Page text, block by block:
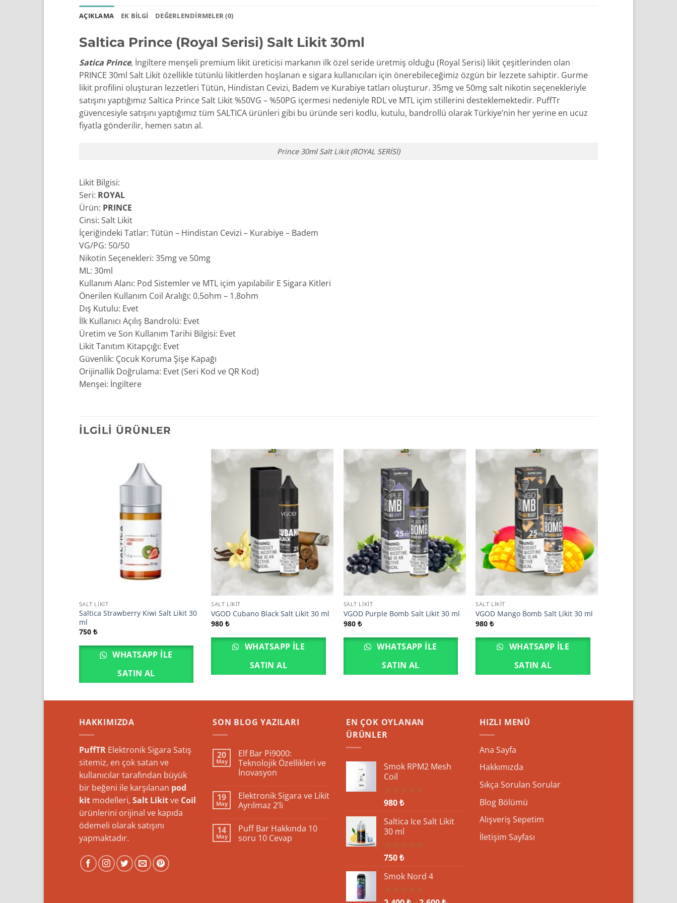
AÇIKLAMA EK BILGI DEĞERLENDIRMELER (0)
Saltica Prince (Royal Serisi) Salt Likit 30ml
Satica Prince, İngiltere menşeli premium likit üreticisi markanın ilk özel seride üretmiş olduğu (Royal Serisi) likit çeşitlerinden olan
PRINCE 30ml Salt Likit özellikle tütünlü likitlerden hoşlanan e sigara kullanıcıları için önerebileceğimiz özgün bir lezzete sahiptir. Gurme
likit profilini oluşturan lezzetleri Tütün, Hindistan Cevizi, Badem ve Kurabiye tatları oluşturur. 35mg ve 50mg salt nikotin seçenekleriyle
satışını yaptığımız Saltica Prince Salt Likit %50VG – %50PG içermesi nedeniyle RDL ve MTL içim stillerini desteklemektedir. PuffTr
güvencesiyle satışını yaptığımız tüm SALTICA ürünleri gibi bu üründe seri kodlu, kutulu, bandrollü olarak Türkiye’nin her yerine en ucuz
fiyatla gönderilir, hemen satın al.
Prince 30ml Salt Likit (ROYAL SERİSİ)
Likit Bilgisi:
Seri: ROYAL
Ürün: PRINCE
Cinsi: Salt Likit
İçeriğindeki Tatlar: Tütün – Hindistan Cevizi – Kurabiye – Badem
VG/PG: 50/50
Nikotin Seçenekleri: 35mg ve 50mg
ML: 30ml
Kullanım Alanı: Pod Sistemler ve MTL içim yapılabilir E Sigara Kitleri
Önerilen Kullanım Coil Aralığı: 0.5ohm – 1.8ohm
Dış Kutulu: Evet
İlk Kullanıcı Açılış Bandrolü: Evet
Üretim ve Son Kullanım Tarihi Bilgisi: Evet
Likit Tanıtım Kitapçığı: Evet
Güvenlik: Çocuk Koruma Şişe Kapağı
Orijinallik Doğrulama: Evet (Seri Kod ve QR Kod)
Menşei: İngiltere
İLGILI ÜRÜNLER
SALT LIKIT
Saltica Strawberry Kiwi Salt Likit 30
ml
750 ₺
WHATSAPP ILE
SATIN AL
SALT LIKIT
VGOD Cubano Black Salt Likit 30 ml
980₺
WHATSAPP ILE
SATIN AL
SALT LIKIT
VGOD Purple Bomb Salt Likit 30 ml
980 ₺
WHATSAPP ILE
SATIN AL
SALT LIKIT
VGOD Mango Bomb Salt Likit 30 ml
980₺
WHATSAPP ILE
SATIN AL
HAKKIMIZDA
PuffTR Elektronik Sigara Satış
sitemiz, en çok satan ve
kullanıcılar tarafından büyük
bir beğeni ile karşılanan pod
kit modelleri, Salt Likitve Coil
ürünlerini orijinal ve kapıda
ödemeli olarak satışını
yapmaktadır.
SON BLOG YAZILARI
20
May
Elf Bar Pi9000:
Teknolojik Özellikleri ve
İnovasyon
Elf
Bar
Pi9000:
ve
İnovasyon
19
May
Elektronik Sigara ve Likit
Ayrılmaz 2’li
Elektronik
Sigara
ve
14
May
Puff Bar Hakkında 10
soru 10 Cevap
EN ÇOK OYLANAN
ÜRÜNLER
Smok RPM2 Mesh
Coil
5 üzerinden
aldı
980₺
Saltica Ice Salt Likit
30 ml
5 üzerinden
aldı
750₺
Smok Nord 4
HIZLI MENÜ
Ana Sayfa
Hakkımızda
Sıkça Sorulan Sorular
Blog Bölümü
Alışveriş Sepetim
İletişim Sayfası